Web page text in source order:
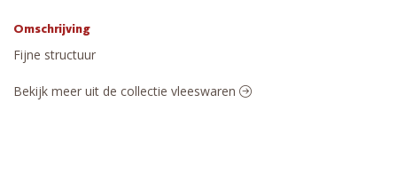
Omschrijving
Fijne structuur
Bekijk meer uit de collectie vleeswaren